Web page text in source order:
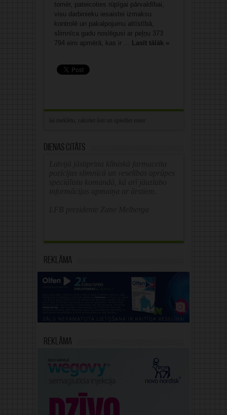
tomēr, pateicoties rūpīgai pārvaldībai,
visu darbinieku iesaistei izmaksu
kontrolē un pakalpojumu attīstībā,
slimnīca gadu noslēgusi ar peļņu 373
794 eiro apmērā, kas ir ... Lasīt tālāk »
Dienas citāts
Reklāma
Reklāma